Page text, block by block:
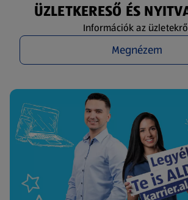
ÜZLETKERESŐ ÉS
Információk az
Megnézem